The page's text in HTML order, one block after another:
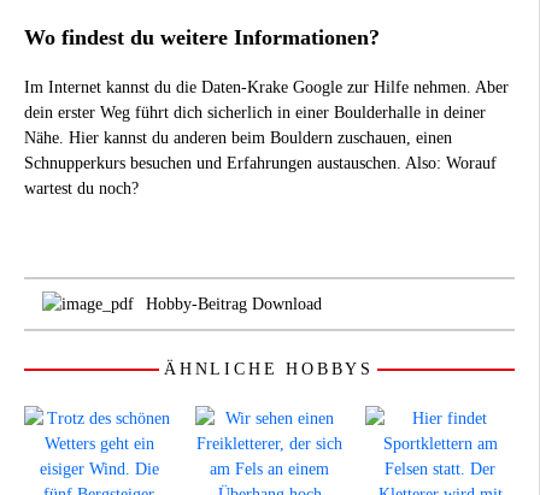
Wo findest du weitere Informationen?
Im Internet kannst du die Daten-Krake Google zur Hilfe nehmen. Aber
dein erster Weg führt dich sicherlich in einer Boulderhalle in deiner
Nähe. Hier kannst du anderen beim Bouldern zuschauen, einen
Schnupperkurs besuchen und Erfahrungen austauschen. Also: Worauf
wartest du noch?
Hobby-Beitrag Download
ÄHNLICHE HOBBYS